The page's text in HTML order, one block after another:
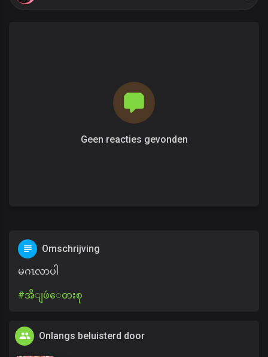
Geen reacties gevonden
Omschrijving
မဂၤလာပါ
#အိျဖဴ​ေတးစု
Onlangs beluisterd door